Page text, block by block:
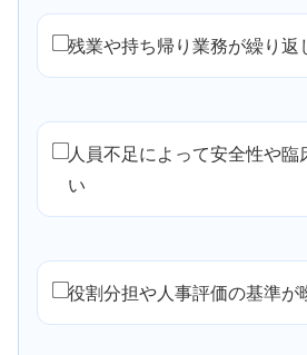
残業や持ち帰り業務が繰り返
人員不足によって安全性や臨
い
役割分担や人事評価の基準が